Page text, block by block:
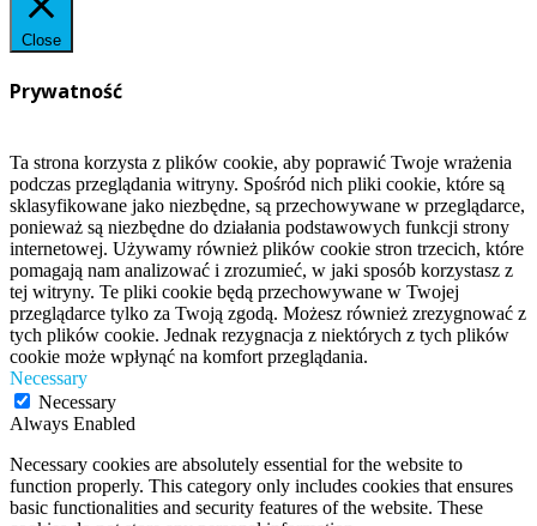
Close
Prywatność
Ta strona korzysta z plików cookie, aby poprawić Twoje wrażenia
podczas przeglądania witryny. Spośród nich pliki cookie, które są
sklasyfikowane jako niezbędne, są przechowywane w przeglądarce,
ponieważ są niezbędne do działania podstawowych funkcji strony
internetowej. Używamy również plików cookie stron trzecich, które
pomagają nam analizować i zrozumieć, w jaki sposób korzystasz z
tej witryny. Te pliki cookie będą przechowywane w Twojej
przeglądarce tylko za Twoją zgodą. Możesz również zrezygnować z
tych plików cookie. Jednak rezygnacja z niektórych z tych plików
cookie może wpłynąć na komfort przeglądania.
Necessary
Necessary
Always Enabled
Necessary cookies are absolutely essential for the website to
function properly. This category only includes cookies that ensures
basic functionalities and security features of the website. These